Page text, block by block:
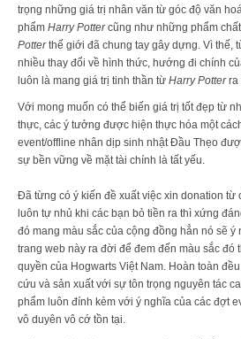
trọng những giá trị nhân văn từ góc độ văn
phẩm Harry Pottercũng như những phẩm
Potterthế giới đã chung tay gây dựng. Vì thế,
nhiều thay đổi về hình thức, hướng đi chính
luôn là mang giá trị tinh thần từ Harry Potterra
Với mong muốn có thể biến giá trị tốt đẹp từ
thực, các ý tưởng được hiện thực hóa một
event/offline nhân dịp sinh nhật Đầu Thẹo
sự bền vững về mặt tài chính là tất yếu.
Đã từng có ý kiến đề xuất việc xin donation từ
luôn tự nhủ khi các bạn bỏ tiền ra thì xứng
đó mang màu sắc của cộng đồng hẳn nó sẽ
trang web này ra đời để đem đến màu sắc đó
quyền của Hogwarts Việt Nam. Hoàn toàn
cứu và sản xuất với sự tôn trọng nguyên tác
phẩm luôn đính kèm với ý nghĩa của các đợt
vô duyên vô cớ tồn tại.